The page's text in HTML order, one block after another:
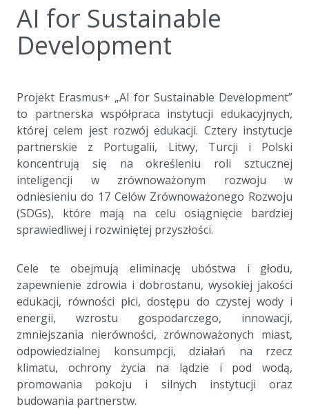
AI for Sustainable
Development
Projekt Erasmus+ „AI for Sustainable Development”
to partnerska współpraca instytucji edukacyjnych,
której celem jest rozwój edukacji. Cztery instytucje
partnerskie z Portugalii, Litwy, Turcji i Polski
koncentrują się na określeniu roli sztucznej
inteligencji w zrównoważonym rozwoju w
odniesieniu do 17 Celów Zrównoważonego Rozwoju
(SDGs), które mają na celu osiągnięcie bardziej
sprawiedliwej i rozwiniętej przyszłości.
Cele te obejmują eliminację ubóstwa i głodu,
zapewnienie zdrowia i dobrostanu, wysokiej jakości
edukacji, równości płci, dostępu do czystej wody i
energii, wzrostu gospodarczego, innowacji,
zmniejszania nierówności, zrównoważonych miast,
odpowiedzialnej konsumpcji, działań na rzecz
klimatu, ochrony życia na lądzie i pod wodą,
promowania pokoju i silnych instytucji oraz
budowania partnerstw.